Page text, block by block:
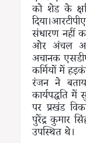
को शेड के
संधारण नहीं
ओर अंचल
अचानक
कर्मियों में
रंजन ने
कार्यपद्धति
पर प्रखंड
पुरेंद्र कुमार
उपस्थित थे।